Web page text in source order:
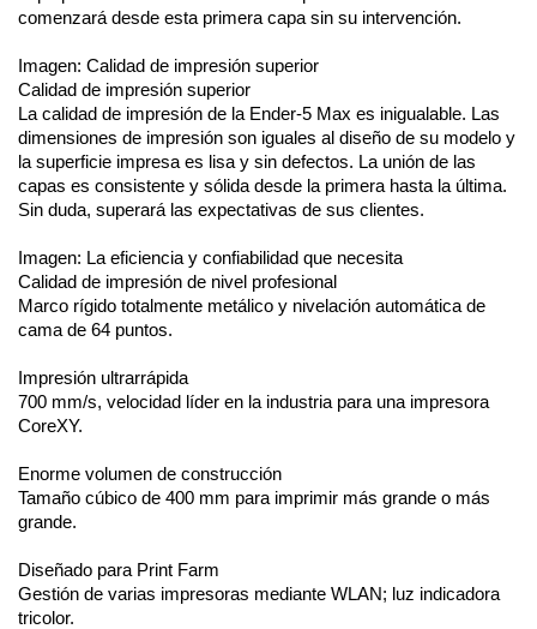
comenzará desde esta primera capa sin su intervención.
Imagen: Calidad de impresión superior
Calidad de impresión superior
La calidad de impresión de la Ender-5 Max es inigualable. Las
dimensiones de impresión son iguales al diseño de su modelo y
la superficie impresa es lisa y sin defectos. La unión de las
capas es consistente y sólida desde la primera hasta la última.
Sin duda, superará las expectativas de sus clientes.
Imagen: La eficiencia y confiabilidad que necesita
Calidad de impresión de nivel profesional
Marco rígido totalmente metálico y nivelación automática de
cama de 64 puntos.
Impresión ultrarrápida
700 mm/s, velocidad líder en la industria para una impresora
CoreXY.
Enorme volumen de construcción
Tamaño cúbico de 400 mm para imprimir más grande o más
grande.
Diseñado para Print Farm
Gestión de varias impresoras mediante WLAN; luz indicadora
tricolor.